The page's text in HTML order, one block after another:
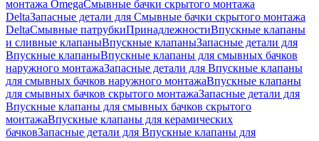
монтажа OmegaСмывные бачки скрытого монтажа
DeltaЗапасные детали для Смывные бачки скрытого монтажа
DeltaСмывные патрубкиПринадлежностиВпускные клапаны
и сливные клапаныВпускные клапаныЗапасные детали для
Впускные клапаныВпускные клапаны для смывных бачков
наружного монтажаЗапасные детали для Впускные клапаны
для смывных бачков наружного монтажаВпускные клапаны
для смывных бачков скрытого монтажаЗапасные детали для
Впускные клапаны для смывных бачков скрытого
монтажаВпускные клапаны для керамических
бачковЗапасные детали для Впускные клапаны для